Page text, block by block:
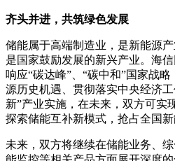
齐头并进，共筑绿色发展
储能属于高端制造业，是新能源
是国家鼓励发展的新兴产业。海
响应“碳达峰”、“碳中和”国家战
源历史机遇、贯彻落实中央经济
新”产业实施，在未来，双方可实
探索储能互补新模式，抢占全国新
未来，双方将继续在储能业务、